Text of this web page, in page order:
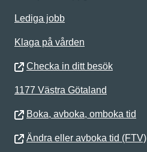
Lediga jobb
Klaga på vården
Checka in ditt besök
1177 Västra Götaland
Boka, avboka, omboka tid
Ändra eller avboka tid (FTV)